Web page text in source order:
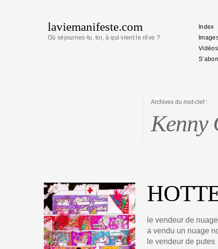
laviemanifeste.com
Où séjournes-tu, toi, à qui vient le rêve ?
Index
Vidéos
Archives du mot-clef :
Kenny
le vendeur de nuage
a vendu un nuage
le vendeur de putes